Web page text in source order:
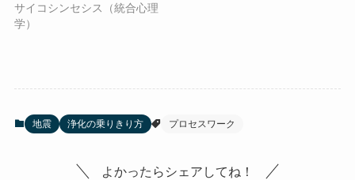
サイコシンセシス（統合心理
学）
地震 浄化の乗りきり方 プロセスワーク
よかったらシェアしてね！